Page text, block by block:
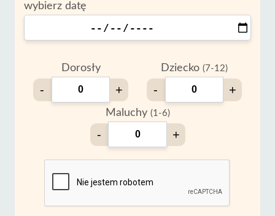
wybierz datę
Dorosły
- +
Dziecko (7-12)
- +
Maluchy (1-6)
- +